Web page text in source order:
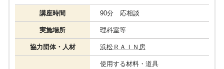
講座時間 90分 応相談
実施場所 理科室等
協力団体・人材 浜松ＲＡＩＮ房
使用する材料・道具